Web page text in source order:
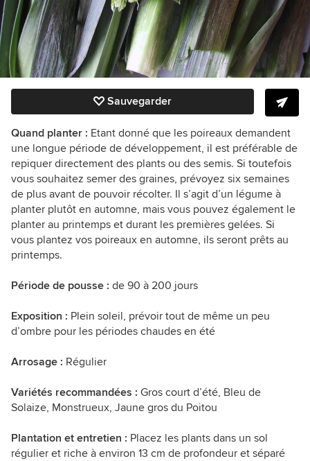
Sauvegarder
Quand planter : Etant donné que les poireaux demandent
une longue période de développement, il est préférable de
repiquer directement des plants ou des semis. Si toutefois
vous souhaitez semer des graines, prévoyez six semaines
de plus avant de pouvoir récolter. Il s’agit d’un légume à
planter plutôt en automne, mais vous pouvez également le
planter au printemps et durant les premières gelées. Si
vous plantez vos poireaux en automne, ils seront prêts au
printemps.
Période de pousse : de 90 à 200 jours
Exposition : Plein soleil, prévoir tout de même un peu
d’ombre pour les périodes chaudes en été
Arrosage : Régulier
Variétés recommandées : Gros court d’été, Bleu de
Solaize, Monstrueux, Jaune gros du Poitou
Plantation et entretien : Placez les plants dans un sol
régulier et riche à environ 13 cm de profondeur et séparé